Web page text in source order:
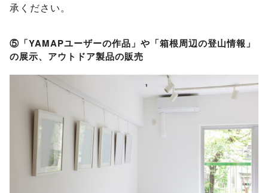
承ください。
⑤「YAMAPユーザーの作品」や「箱根周辺の登山情報」
の展示、アウトドア製品の販売